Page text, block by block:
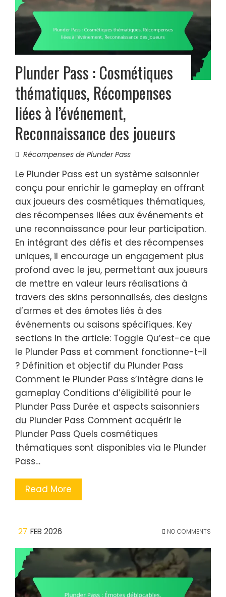
Plunder Pass : Cosmétiques
thématiques, Récompenses
liées à l’événement,
Reconnaissance des joueurs
Récompenses de Plunder Pass
Le Plunder Pass est un système saisonnier
conçu pour enrichir le gameplay en offrant
aux joueurs des cosmétiques thématiques,
des récompenses liées aux événements et
une reconnaissance pour leur participation.
En intégrant des défis et des récompenses
uniques, il encourage un engagement plus
profond avec le jeu, permettant aux joueurs
de mettre en valeur leurs réalisations à
travers des skins personnalisés, des designs
d’armes et des émotes liés à des
événements ou saisons spécifiques. Key
sections in the article: Toggle Qu’est-ce que
le Plunder Pass et comment fonctionne-t-il
? Définition et objectif du Plunder Pass
Comment le Plunder Pass s’intègre dans le
gameplay Conditions d’éligibilité pour le
Plunder Pass Durée et aspects saisonniers
du Plunder Pass Comment acquérir le
Plunder Pass Quels cosmétiques
thématiques sont disponibles via le Plunder
Pass…
Read More
27 FEB 2026 NO COMMENTS